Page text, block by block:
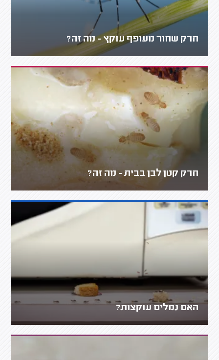
חרק שחור מעופף עוקץ - מה זה?
חרק קטן לבן בבית - מה זה?
האם נמלים עוקצות?